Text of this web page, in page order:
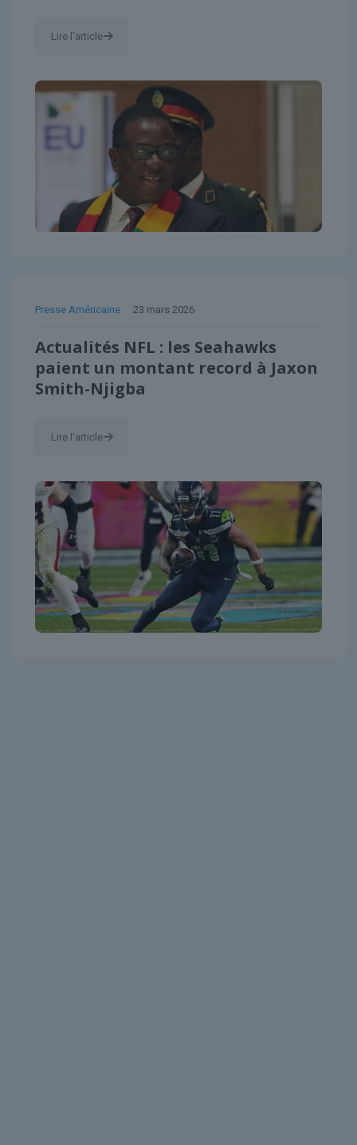
Lire l'article
Presse Américaine 23 mars 2026
Actualités NFL : les Seahawks
paient un montant record à Jaxon
Smith-Njigba
Lire l'article